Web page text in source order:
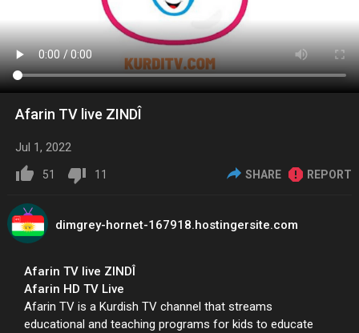
Afarin TV live ZINDÎ
Jul 1, 2022
51 11 SHARE REPORT
dimgrey-hornet-167918.hostingersite.com
Afarin TV live ZINDÎ
Afarin HD TV Live
Afarin TV is a Kurdish TV channel that streams
educational and teaching programs for kids to educate